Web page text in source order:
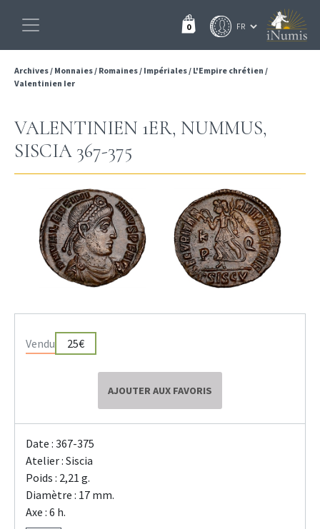
0
Archives/ Monnaies/ Romaines/ Impériales/ L'Empire chrétien /
Valentinien Ier
VALENTINIEN 1ER, NUMMUS,
SISCIA 367-375
Vendu 25€
AJOUTER AUX FAVORIS
Date : 367-375
Atelier : Siscia
Poids : 2,21 g.
Diamètre : 17 mm.
Axe : 6 h.